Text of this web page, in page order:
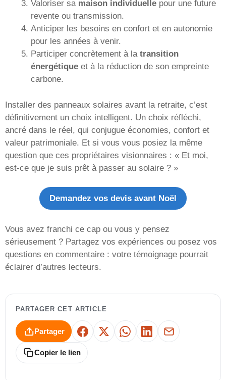
Valoriser sa maison individuelle pour une future
revente ou transmission.
Anticiper les besoins en confort et en autonomie
pour les années à venir.
Participer concrètement à la transition
énergétique et à la réduction de son empreinte
carbone.
Installer des panneaux solaires avant la retraite, c’est
définitivement un choix intelligent. Un choix réfléchi,
ancré dans le réel, qui conjugue économies, confort et
valeur patrimoniale. Et si vous vous posiez la même
question que ces propriétaires visionnaires : « Et moi,
est-ce que je suis prêt à passer au solaire ? »
Demandez vos devis avant Noël
Vous avez franchi ce cap ou vous y pensez
sérieusement ? Partagez vos expériences ou posez vos
questions en commentaire : votre témoignage pourrait
éclairer d’autres lecteurs.
PARTAGER CET ARTICLE
Partager Facebook
X WhatsAppLinkedInE-mail
Copier le lien